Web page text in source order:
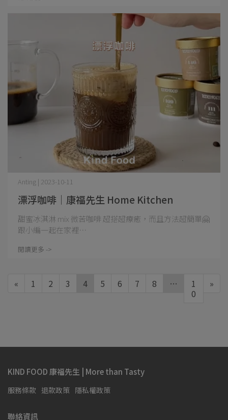
漂浮咖啡｜康福先生 Home Kitchen
Anting | 2023-10-11
甜蜜冰淇淋 mix 微苦咖啡 超搭超療癒，而且方法超簡單🤗
跟小編一起在家裡⋯
閱讀更多 ->
« 1 2 3 4 5 6 7 8 …
1
0
»
KIND FOOD 康福先生 | More than Tasty
服務條款 退款政策 隱私權政策
聯絡資訊